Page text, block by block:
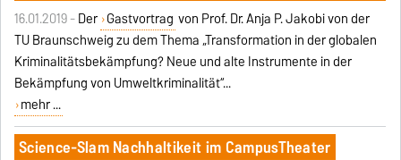
16.01.2019 -Der Gastvortrag von Prof. Dr. Anja P. Jakobi von der
TU Braunschweig zu dem Thema „Transformation in der globalen
Kriminalitätsbekämpfung? Neue und alte Instrumente in der
Bekämpfung von Umweltkriminalität“...
mehr ...
Science-Slam Nachhaltikeit im CampusTheater